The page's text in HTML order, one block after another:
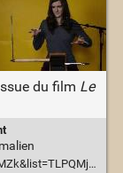
du film Le